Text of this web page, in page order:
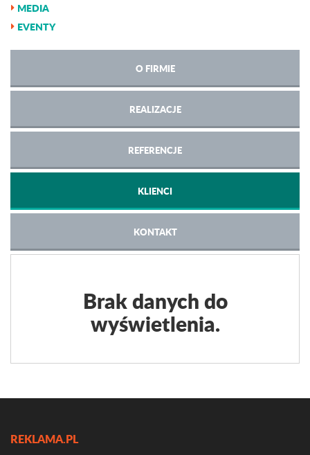
MEDIA
EVENTY
O FIRMIE
REALIZACJE
REFERENCJE
KLIENCI
KONTAKT
Brak danych do
wyświetlenia.
REKLAMA.PL